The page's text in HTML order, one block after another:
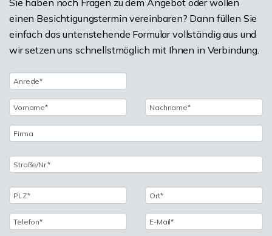
Sie haben noch Fragen zu dem Angebot oder wollen
einen Besichtigungstermin vereinbaren? Dann füllen Sie
einfach das untenstehende Formular vollständig aus und
wir setzen uns schnellstmöglich mit Ihnen in Verbindung.